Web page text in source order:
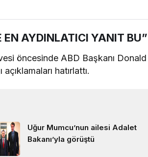
EN AYDINLATICI YANIT BU”
öncesinde ABD Başkanı Donald
hatırlattı.
Uğur Mumcu’nun ailesi Adalet
Bakanı’yla görüştü